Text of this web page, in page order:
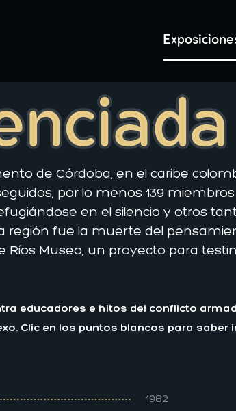
de Córdoba, en el caribe
por lo menos 139
en el silencio y otros
región fue la muerte del
Museo, un proyecto para
educadores e hitos del conflicto
Clic en los puntos blancos para saber
1982